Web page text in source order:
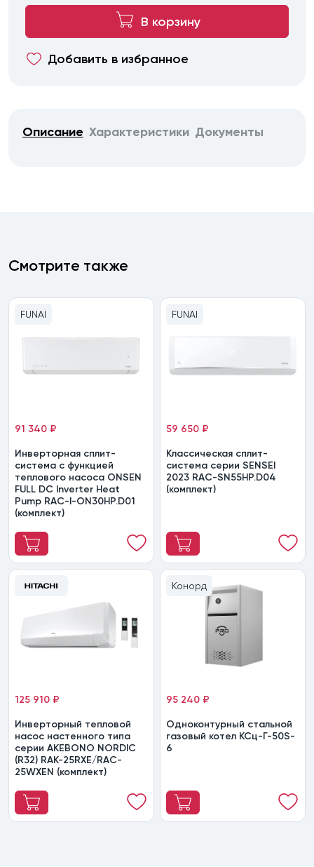
В корзину
Добавить в избранное
Описание Характеристики Документы
Смотрите также
FUNAI
Инверторная сплит-
система с функцией
теплового насоса ONSEN
FULL DC Inverter Heat
Pump RAC-I-ON30HP.D01
(комплект)
91 340 ₽
FUNAI
Классическая сплит-
система серии SENSEI
2023 RAC-SN55HP.D04
(комплект)
59 650 ₽
Инверторный тепловой
насос настенного типа
серии AKEBONO NORDIC
(R32) RAK-25RXE/RAC-
25WXEN (комплект)
125 910 ₽
Конорд
Одноконтурный стальной
газовый котел КСц-Г-50S-
6
95 240 ₽